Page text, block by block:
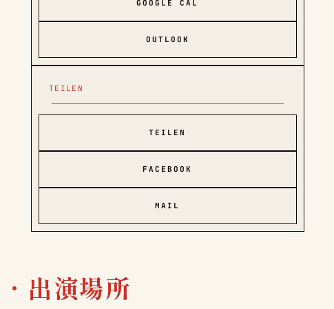
GOOGLE CAL
OUTLOOK
TEILEN
TEILEN
FACEBOOK
MAIL
· 出演場所